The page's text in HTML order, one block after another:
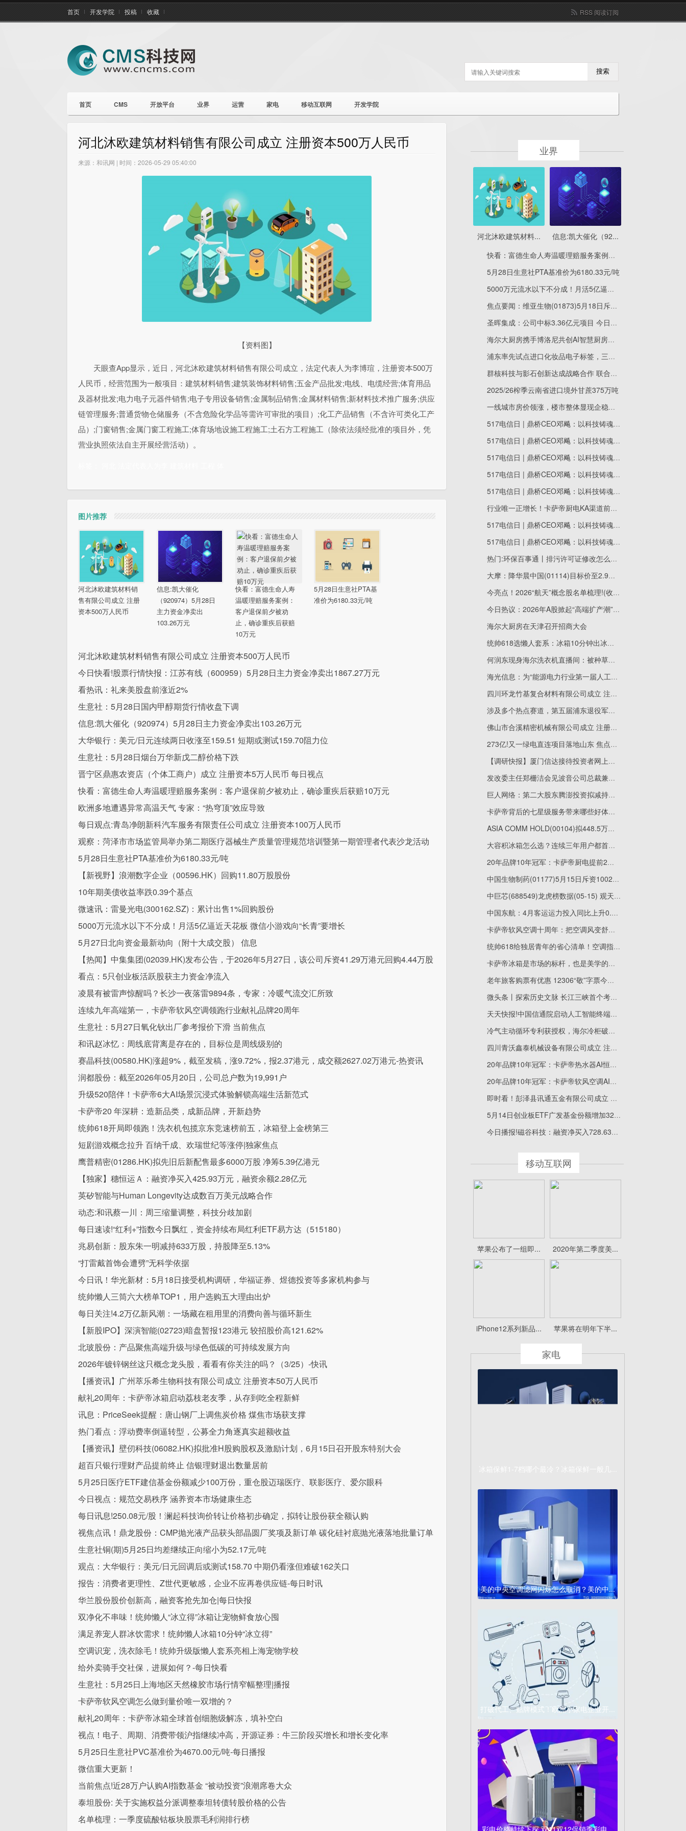
首页 开发学院 投稿 收藏 RSS 阅读订阅
搜索
首页 CMS 开放平台 业界 运营 家电 移动互联网 开发学院
河北沐欧建筑材料销售有限公司成立 注册资本500万人民币
来源：和讯网 | 时间：2026-05-29 05:40:00
【资料图】
天眼查App显示，近日，河北沐欧建筑材料销售有限公司成立，法定代表人为李博瑄，注册资本500万
人民币，经营范围为一般项目：建筑材料销售;建筑装饰材料销售;五金产品批发;电线、电缆经营;体育用品
及器材批发;电力电子元器件销售;电子专用设备销售;金属制品销售;金属材料销售;新材料技术推广服务;供应
链管理服务;普通货物仓储服务（不含危险化学品等需许可审批的项目）;化工产品销售（不含许可类化工产
品）;门窗销售;金属门窗工程施工;体育场地设施工程施工;土石方工程施工（除依法须经批准的项目外，凭
营业执照依法自主开展经营活动）。
图片推荐
河北沐欧建筑材料销
售有限公司成立 注册
资本500万人民币
信息:凯大催化
（920974）5月28日
主力资金净卖出
103.26万元
快看：富德生命人寿
温暖理赔服务案例：
客户退保前夕被劝
止，确诊重疾后获赔
10万元
5月28日生意社PTA基
准价为6180.33元/吨
河北沐欧建筑材料销售有限公司成立 注册资本500万人民币
今日快看!股票行情快报：江苏有线（600959）5月28日主力资金净卖出1867.27万元
看热讯：礼来美股盘前涨近2%
生意社：5月28日国内甲醇期货行情收盘下调
信息:凯大催化（920974）5月28日主力资金净卖出103.26万元
大华银行：美元/日元连续两日收涨至159.51 短期或测试159.70阻力位
生意社：5月28日烟台万华新戊二醇价格下跌
晋宁区鼎惠农资店（个体工商户）成立 注册资本5万人民币 每日视点
快看：富德生命人寿温暖理赔服务案例：客户退保前夕被劝止，确诊重疾后获赔10万元
欧洲多地遭遇异常高温天气 专家：“热穹顶”效应导致
每日观点:青岛净朗新科汽车服务有限责任公司成立 注册资本100万人民币
观察：菏泽市市场监管局举办第二期医疗器械生产质量管理规范培训暨第一期管理者代表沙龙活动
5月28日生意社PTA基准价为6180.33元/吨
【新视野】浪潮数字企业（00596.HK）回购11.80万股股份
10年期美债收益率跌0.39个基点
微速讯：雷曼光电(300162.SZ)：累计出售1%回购股份
5000万元流水以下不分成！月活5亿逼近天花板 微信小游戏向“长青”要增长
5月27日北向资金最新动向（附十大成交股） 信息
【热闻】中集集团(02039.HK)发布公告，于2026年5月27日，该公司斥资41.29万港元回购4.44万股
看点：5只创业板活跃股获主力资金净流入
凌晨有被雷声惊醒吗？长沙一夜落雷9894条，专家：冷暖气流交汇所致
连续九年高端第一，卡萨帝软风空调领跑行业献礼品牌20周年
生意社：5月27日氧化钬出厂参考报价下滑 当前焦点
和讯赵冰忆：周线底背离是存在的，目标位是周线级别的
赛晶科技(00580.HK)涨超9%，截至发稿，涨9.72%，报2.37港元，成交额2627.02万港元-热资讯
润都股份：截至2026年05月20日，公司总户数为19,991户
升级520陪伴！卡萨帝6大AI场景沉浸式体验解锁高端生活新范式
卡萨帝20 年深耕：造新品类，成新品牌，开新趋势
统帅618开局即领跑！洗衣机包揽京东竞速榜前五，冰箱登上金榜第三
短剧游戏概念拉升 百纳千成、欢瑞世纪等涨停|独家焦点
鹰普精密(01286.HK)拟先旧后新配售最多6000万股 净筹5.39亿港元
【独家】穗恒运Ａ：融资净买入425.93万元，融资余额2.28亿元
英矽智能与Human Longevity达成数百万美元战略合作
动态:和讯蔡一川：周三缩量调整，科技分歧加剧
每日速读!“红利+”指数今日飘红，资金持续布局红利ETF易方达（515180）
兆易创新：股东朱一明减持633万股，持股降至5.13%
“打雷戴首饰会遭劈”无科学依据
今日讯！华光新材：5月18日接受机构调研，华福证券、煜德投资等多家机构参与
统帅懒人三筒六大榜单TOP1，用户选购五大理由出炉
每日关注!4.2万亿新风潮：一场藏在租用里的消费向善与循环新生
【新股IPO】深演智能(02723)暗盘暂报123港元 较招股价高121.62%
北玻股份：产品聚焦高端升级与绿色低碳的可持续发展方向
2026年镀锌钢丝这只概念龙头股，看看有你关注的吗？（3/25）-快讯
【播资讯】广州萃乐希生物科技有限公司成立 注册资本50万人民币
献礼20周年：卡萨帝冰箱启动荔枝老友季，从存到吃全程新鲜
讯息：PriceSeek提醒：唐山钢厂上调焦炭价格 煤焦市场获支撑
热门看点：浮动费率倒逼转型，公募全力角逐真实超额收益
【播资讯】壁仞科技(06082.HK)拟批准H股购股权及激励计划，6月15日召开股东特别大会
超百只银行理财产品提前终止 信银理财退出数量居前
5月25日医疗ETF建信基金份额减少100万份，重仓股迈瑞医疗、联影医疗、爱尔眼科
今日视点：规范交易秩序 涵养资本市场健康生态
每日讯息!250.08元/股！澜起科技询价转让价格初步确定，拟转让股份获全额认购
视焦点讯！鼎龙股份：CMP抛光液产品获头部晶圆厂奖项及新订单 碳化硅衬底抛光液落地批量订单
生意社铜(期)5月25日均差继续正向缩小为52.17元/吨
观点：大华银行：美元/日元回调后或测试158.70 中期仍看涨但难破162关口
报告：消费者更理性、Z世代更敏感，企业不应再卷供应链-每日时讯
华兰股份股价创新高，融资客抢先加仓|每日快报
双净化不串味！统帅懒人“冰立得”冰箱让宠物鲜食放心囤
满足养宠人群冰饮需求！统帅懒人冰箱10分钟“冰立得”
空调识宠，洗衣除毛！统帅升级版懒人套系亮相上海宠物学校
给外卖骑手交社保，进展如何？-每日快看
生意社：5月25日上海地区天然橡胶市场行情窄幅整理|播报
卡萨帝软风空调怎么做到量价唯一双增的？
献礼20周年：卡萨帝冰箱全球首创细胞级解冻，填补空白
视点！电子、周期、消费带领沪指继续冲高，开源证券：牛三阶段买增长和增长变化率
5月25日生意社PVC基准价为4670.00元/吨-每日播报
微信重大更新！
当前焦点!近28万户认购AI指数基金 “被动投资”浪潮席卷大众
泰坦股份: 关于实施权益分派调整泰坦转债转股价格的公告
名单梳理：一季度硫酸钴板块股票毛利润排行榜
业界
河北沐欧建筑材料... 信息:凯大催化（92...
快看：富德生命人寿温暖理赔服务案例：客户退保前夕被劝止，确诊重疾后获赔10万元
5月28日生意社PTA基准价为6180.33元/吨
5000万元流水以下不分成！月活5亿逼近天花板 微信小游戏向“长青”要增长
焦点要闻：维亚生物(01873)5月18日斥资86.2万港元回购61.4万股
圣晖集成：公司中标3.36亿元项目 今日快看
海尔大厨房携手博洛尼共创AI智慧厨房发布
浦东率先试点进口化妆品电子标签，三折叠浓缩成一张码，企业和消费者都方便 每日速看
群核科技与影石创新达成战略合作 联合打造新一代空间重建解决方案-最新快讯
2025/26榨季云南省进口境外甘蔗375万吨
一线城市房价领涨，楼市整体显现企稳信号 观焦点
517电信日 | 鼎桥CEO邓飚：以科技铸魂强复原之力，筑就坚不可摧的“数字生命线”
517电信日 | 鼎桥CEO邓飚：以科技铸魂强复原之力，筑就坚不可摧的“数字生命线”
517电信日 | 鼎桥CEO邓飚：以科技铸魂强复原之力，筑就坚不可摧的“数字生命线”
517电信日 | 鼎桥CEO邓飚：以科技铸魂强复原之力，筑就坚不可摧的“数字生命线”
517电信日 | 鼎桥CEO邓飚：以科技铸魂强复原之力，筑就坚不可摧的“数字生命线”
行业唯一正增长！卡萨帝厨电KA渠道前4月收入增37%
517电信日 | 鼎桥CEO邓飚：以科技铸魂强复原之力，筑就坚不可摧的“数字生命线”
517电信日 | 鼎桥CEO邓飚：以科技铸魂强复原之力，筑就坚不可摧的“数字生命线”
热门:环保百事通丨排污许可证修改怎么选？3个模块一次讲清！
大摩：降华晨中国(01114)目标价至2.9港元 评级“与大市同步”
今亮点！2026“航天”概念股名单梳理!(收藏)
今日热议：2026年A股掀起“高端扩产潮” AI与新能源领跑
海尔大厨房在天津召开招商大会
统帅618选懒人套系：冰箱10分钟出冰，厨电一机搞定蒸煮烹炸
何润东现身海尔洗衣机直播间：被种草云溪5.0
海光信息：为“能源电力行业第一届人工智能创新研发交流活动”提供算力支撑
四川环龙竹基复合材料有限公司成立 注册资本1000万人民币-新视野
涉及多个热点赛道，第五届浦东退役军人创业创新大赛收官
佛山市合溪精密机械有限公司成立 注册资本100万人民币
273亿!又一绿电直连项目落地山东 焦点精选
【调研快报】厦门信达接待投资者网上提问调研 精选
发改委主任郑栅洁会见波音公司总裁兼首席执行官奥特伯格
巨人网络：第二大股东腾澎投资拟减持公司股份不超5680.7万股
卡萨帝背后的七星级服务带来哪些好体验？
ASIA COMM HOLD(00104)拟448.5万英镑出售英国物业_每日讯息
大容积冰箱怎么选？连续三年用户都首选海尔和悦冰箱
20年品牌10年冠军：卡萨帝厨电提前2秒调火，防溢锅
中国生物制药(01177)5月15日斥资1002.69万港元回购187万股-即时看
中巨芯(688549)龙虎榜数据(05-15) 观天下
中国东航：4月客运运力投入同比上升0.84%
卡萨帝软风空调十周年：把空调风变舒适、变健康
统帅618给独居青年的省心清单！空调指哪吹哪，脏衣一机搞定
卡萨帝冰箱是市场的标杆，也是美学的标杆
老年旅客购票有优惠 12306“敬”字票今日开售_每日关注
微头条丨探索历史文脉 长江三峡首个考古遗址展示中心在渝开放
天天快报!中国信通院启动人工智能终端智能化分级测试工作 加速推进新国标落地实施
冷气主动循环专利获授权，海尔冷柜破解“冻不匀”难题
四川青沃鑫泰机械设备有限公司成立 注册资本5万人民币 焦点信息
20年品牌10年冠军：卡萨帝热水器AI恒温舱精控温差
20年品牌10年冠军：卡萨帝软风空调AI双系统分控让温差＜0.5℃
即时看！彭泽县讯通五金有限公司成立 注册资本20万人民币
5月14日创业板ETF广发基金份额增加3230万份，重仓股宁德时代、中际旭创、新易盛_今日快看
今日播报!磁谷科技：融资净买入728.63万元，融资余额2.3亿元
移动互联网
苹果公布了一组即... 2020年第二季度美...
iPhone12系列新品... 苹果将在明年下半...
家电
美的中央空调滤网闪烁怎么取消？美的中...
打破代工、贴牌模式！欧洲小家电企业开...
彩电价格持续下探 双11双12促销季彩电...